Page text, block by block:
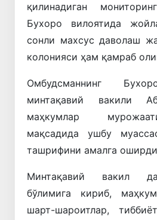
қилинадиган
Бухоро вилоятида
сонли махсус даволаш
колонияси ҳам қамраб
Омбудсманнинг
минтақавий вакили
маҳкумлар
мақсадида ушбу
ташрифини амалга
Минтақавий вакил
бўлимига кириб,
шарт-шароитлар,